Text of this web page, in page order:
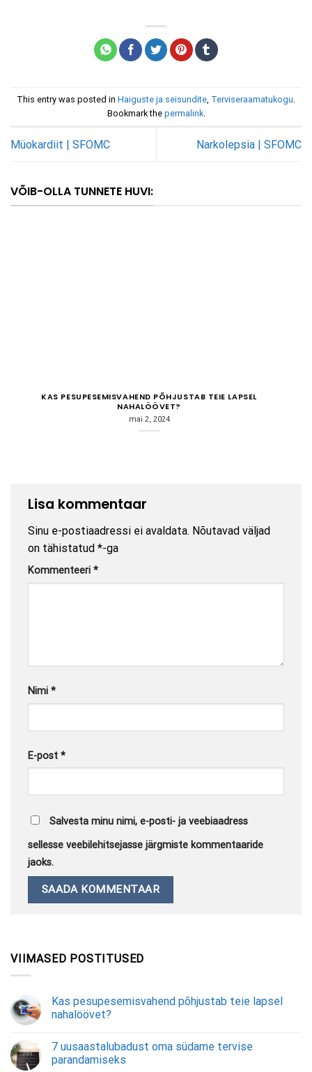
This entry was posted in Haiguste ja seisundite Terviseraamatukogu
Bookmark the permalink.
Müokardiit | SFOMC Narkolepsia | SFOMC
VÕIB-OLLA TUNNETE HUVI:
KAS PESUPESEMISVAHEND PÕHJUSTAB TEIE LAPSEL
NAHALÖÖVET?
mai 2, 2024
Lisa kommentaar
Sinu e-postiaadressi ei avaldata. Nõutavad väljad
on tähistatud *-ga
Kommenteeri *
Nimi *
E-post *
Salvesta minu nimi, e-posti- ja veebiaadress
sellesse veebilehitsejasse järgmiste kommentaaride
jaoks.
VIIMASED POSTITUSED
Kas pesupesemisvahend põhjustab teie lapsel
nahalöövet?
7 uusaastalubadust oma südame tervise
parandamiseks